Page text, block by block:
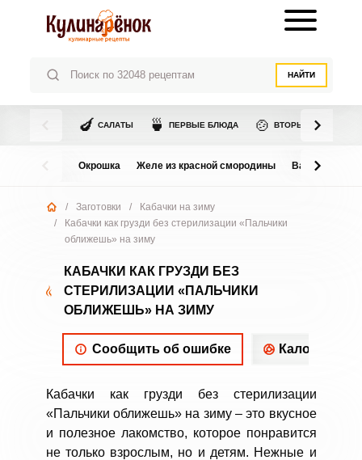
НАЙТИ
🍆 САЛАТЫ 🍵 ПЕРВЫЕ БЛЮДА 🍲 ВТОРЫЕ БЛЮДА
Окрошка Желе из красной смородины Варенье из
/ Заготовки /
Кабачки на зиму
/
Кабачки как грузди без стерилизации «Пальчики
оближешь» на зиму
КАБАЧКИ КАК ГРУЗДИ БЕЗ
СТЕРИЛИЗАЦИИ «ПАЛЬЧИКИ
ОБЛИЖЕШЬ» НА ЗИМУ
Сообщить об ошибке
Кабачки как грузди без стерилизации
«Пальчики оближешь» на зиму – это вкусное
и полезное лакомство, которое понравится
не только взрослым, но и детям. Нежные и